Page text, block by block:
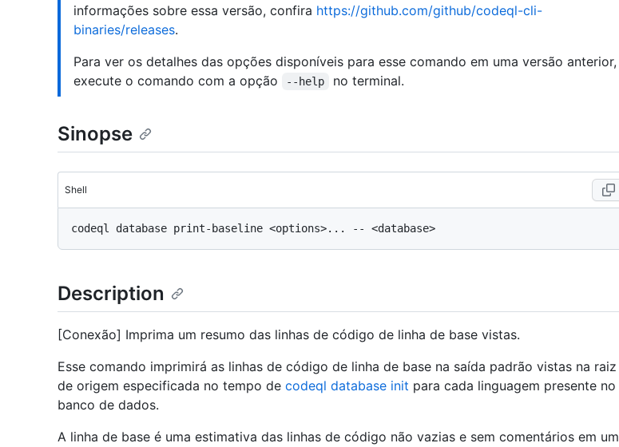
informações sobre essa versão, confira https://github.com/github/codeql-cli-
binaries/releases.
Para ver os detalhes das opções disponíveis para esse comando em uma versão anterior,
execute o comando com a opção
--help no terminal.
Sinopse
Shell
Description
[Conexão] Imprima um resumo das linhas de código de linha de base vistas.
Esse comando imprimirá as linhas de código de linha de base na saída padrão vistas na raiz
de origem especificada no tempo de codeql database init para cada linguagem presente no
banco de dados.
A linha de base é uma estimativa das linhas de código não vazias e sem comentários em um